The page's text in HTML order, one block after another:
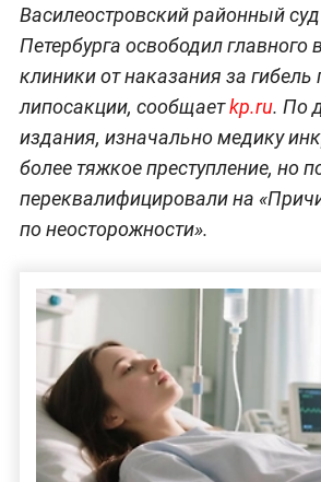
Василеостровский районный
Петербурга освободил главного
клиники от наказания за гибель
липосакции, сообщаетkp.ru. По
издания, изначально медику
более тяжкое преступление, но
переквалифицировали на
по неосторожности».